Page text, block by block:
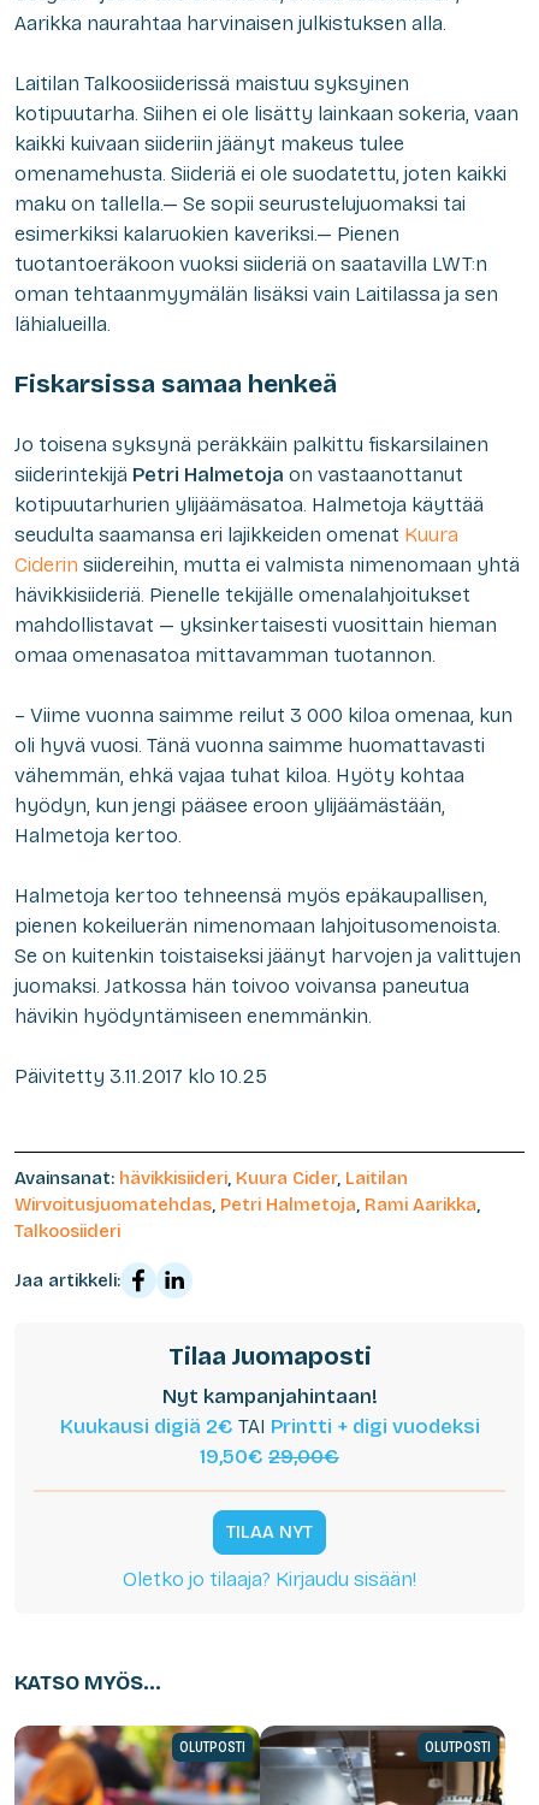
Aarikka naurahtaa harvinaisen julkistuksen alla.
Laitilan Talkoosiiderissä maistuu syksyinen
kotipuutarha. Siihen ei ole lisätty lainkaan sokeria, vaan
kaikki kuivaan siideriin jäänyt makeus tulee
omenamehusta. Siideriä ei ole suodatettu, joten kaikki
maku on tallella.— Se sopii seurustelujuomaksi tai
esimerkiksi kalaruokien kaveriksi.— Pienen
tuotantoeräkoon vuoksi siideriä on saatavilla LWT:n
oman tehtaanmyymälän lisäksi vain Laitilassa ja sen
lähialueilla.
Fiskarsissa samaa henkeä
Jo toisena syksynä peräkkäin palkittu fiskarsilainen
siiderintekijä Petri Halmetoja on vastaanottanut
kotipuutarhurien ylijäämäsatoa. Halmetoja käyttää
seudulta saamansa eri lajikkeiden omenat Kuura
Ciderin siidereihin, mutta ei valmista nimenomaan yhtä
hävikkisiideriä. Pienelle tekijälle omenalahjoitukset
mahdollistavat — yksinkertaisesti vuosittain hieman
omaa omenasatoa mittavamman tuotannon.
– Viime vuonna saimme reilut 3 000 kiloa omenaa, kun
oli hyvä vuosi. Tänä vuonna saimme huomattavasti
vähemmän, ehkä vajaa tuhat kiloa. Hyöty kohtaa
hyödyn, kun jengi pääsee eroon ylijäämästään,
Halmetoja kertoo.
Halmetoja kertoo tehneensä myös epäkaupallisen,
pienen kokeiluerän nimenomaan lahjoitusomenoista.
Se on kuitenkin toistaiseksi jäänyt harvojen ja valittujen
juomaksi. Jatkossa hän toivoo voivansa paneutua
hävikin hyödyntämiseen enemmänkin.
Päivitetty 3.11.2017 klo 10.25
Avainsanat: hävikkisiideri, Kuura Cider, Laitilan
Wirvoitusjuomatehdas, Petri Halmetoja, Rami Aarikka,
Talkoosiideri
Jaa artikkeli:
Tilaa Juomaposti
Nyt kampanjahintaan!
Kuukausi digiä 2€ TAI Printti + digi vuodeksi
19,50€ 29,00€
TILAA NYT
Oletko jo tilaaja? Kirjaudu sisään!
KATSO MYÖS...
OLUTPOSTI OLUTPOSTI